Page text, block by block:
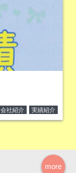
会社紹介 実績紹介
more